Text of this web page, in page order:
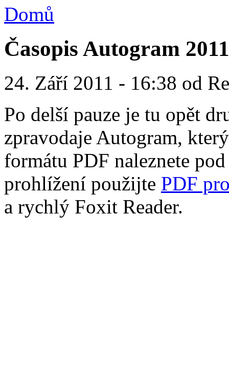
Domů
Časopis Autogram
24. Září 2011 - 16:38 od
Po delší pauze je tu opět
zpravodaje Autogram,
formátu PDF naleznete
prohlížení použijte PDF
a rychlý Foxit Reader.